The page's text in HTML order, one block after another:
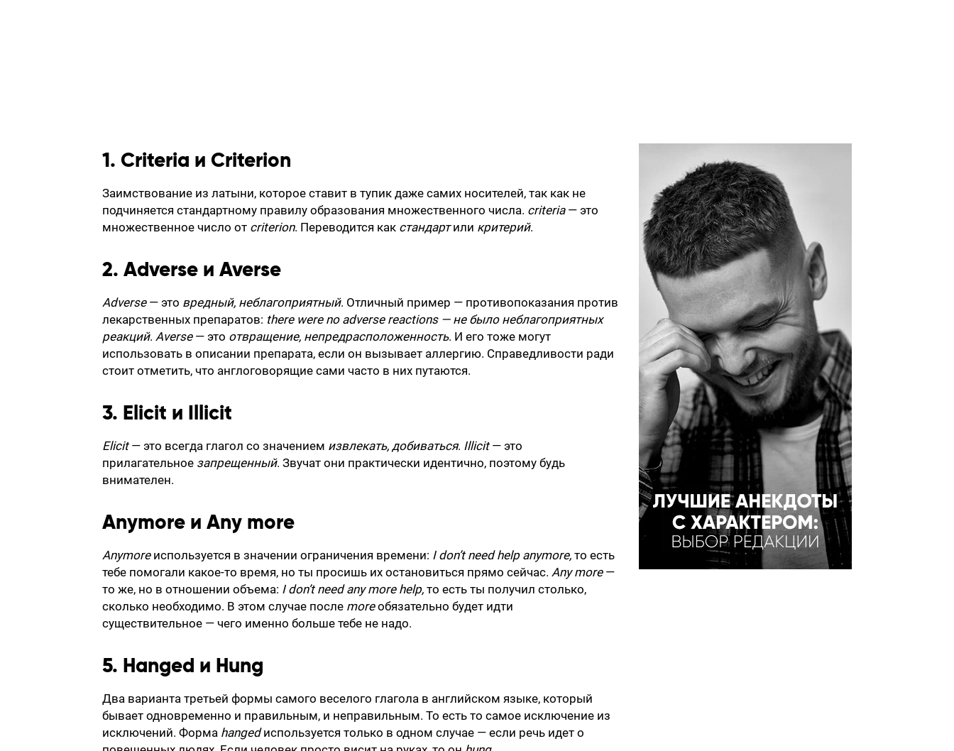
1. Criteria и Criterion
Заимствование из латыни, которое ставит в тупик даже самих носителей, так как не
подчиняется стандартному правилу образования множественного числа. criteria— это
множественное число от criterion. Переводится как стандартили критерий.
2. Adverse и Averse
Adverse— это вредный, неблагоприятный. Отличный пример — противопоказания против
лекарственных препаратов: there were no adverse reactions — не было неблагоприятных
реакций. Averse— это отвращение, непредрасположенность. И его тоже могут
использовать в описании препарата, если он вызывает аллергию. Справедливости ради
стоит отметить, что англоговорящие сами часто в них путаются.
3. Elicit и Illicit
Elicit— это всегда глагол со значением извлекать, добиваться. Illicit— это
прилагательное запрещенный. Звучат они практически идентично, поэтому будь
внимателен.
Anymore и Any more
Anymoreиспользуется в значении ограничения времени: I don’t need help anymore, то есть
тебе помогали какое-то время, но ты просишь их остановиться прямо сейчас. Any more—
то же, но в отношении объема: I don’t need any more help, то есть ты получил столько,
сколько необходимо. В этом случае после moreобязательно будет идти
существительное — чего именно больше тебе не надо.
5. Hanged и Hung
Два варианта третьей формы самого веселого глагола в английском языке, который
бывает одновременно и правильным, и неправильным. То есть то самое исключение из
исключений. Форма hangedиспользуется только в одном случае — если речь идет о